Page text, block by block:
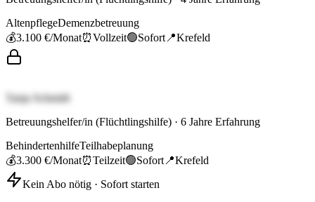
AltenpflegeDemenzbetreuung
💰3.100 €/Monat⏰Vollzeit🟢Sofort 📍Krefeld
Tanja Schmidt
Betreuungshelfer/in (Flüchtlingshilfe) · 6 Jahre Erfahrung
BehindertenhilfeTeilhabeplanung
💰3.300 €/Monat⏰Teilzeit🟢Sofort 📍Krefeld
Kein Abo nötig · Sofort starten